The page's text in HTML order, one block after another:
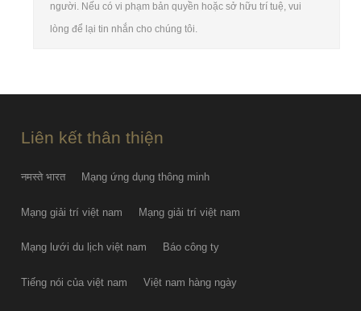
người. Nếu có vi phạm bản quyền hoặc sở hữu trí tuệ, vui
lòng để lại tin nhắn cho chúng tôi.
Liên kết thân thiện
नमस्ते भारत Mạng ứng dụng thông minh
Mạng giải trí việt nam Mạng giải trí việt nam
Mạng lưới du lịch việt nam Báo công ty
Tiếng nói của việt nam Việt nam hàng ngày